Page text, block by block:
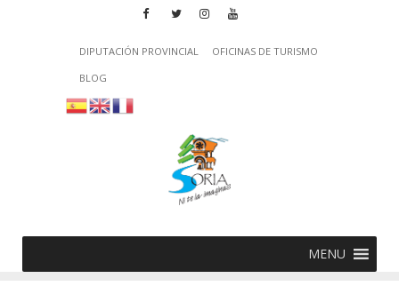
DIPUTACIÓN PROVINCIAL
OFICINAS DE TURISMO
BLOG
MENU